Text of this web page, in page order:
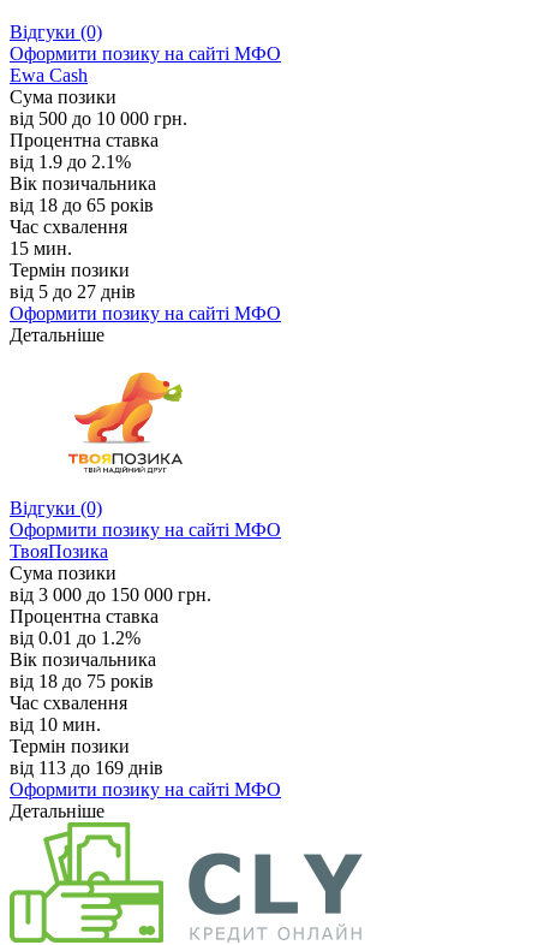
Відгуки (0)
Оформити позику на сайті МФО
Ewa Cash
Сума позики
від 500 до 10 000 грн.
Процентна ставка
від 1.9 до 2.1%
Вік позичальника
від 18 до 65 років
Час схвалення
15 мин.
Термін позики
від 5 до 27 днів
Оформити позику на сайті МФО
Детальніше
Відгуки (0)
Оформити позику на сайті МФО
ТвояПозика
Сума позики
від 3 000 до 150 000 грн.
Процентна ставка
від 0.01 до 1.2%
Вік позичальника
від 18 до 75 років
Час схвалення
від 10 мин.
Термін позики
від 113 до 169 днів
Оформити позику на сайті МФО
Детальніше